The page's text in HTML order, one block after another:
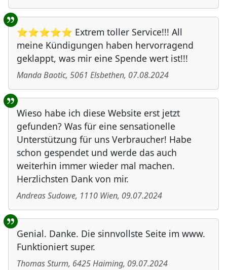
⭐⭐⭐⭐⭐ Extrem toller Service!!! All
meine Kündigungen haben hervorragend
geklappt, was mir eine Spende wert ist!!!
Manda Baotic, 5061 Elsbethen, 07.08.2024
Wieso habe ich diese Website erst jetzt
gefunden? Was für eine sensationelle
Unterstützung für uns Verbraucher! Habe
schon gespendet und werde das auch
weiterhin immer wieder mal machen.
Herzlichsten Dank von mir.
Andreas Sudowe, 1110 Wien, 09.07.2024
Genial. Danke. Die sinnvollste Seite im www.
Funktioniert super.
Thomas Sturm, 6425Haiming, 09.07.2024